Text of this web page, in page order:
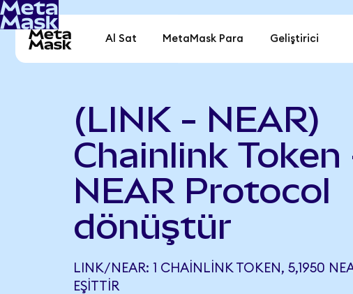
Al Sat MetaMask Para Geliştirici
(LINK - NEAR)
Chainlink Token
NEAR Protocol
dönüştür
LINK/NEAR: 1 CHAINLINK TOKEN, 5,1950
EŞITTIR